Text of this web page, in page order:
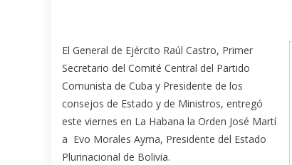
El General de Ejército Raúl Castro, Primer
Secretario del Comité Central del Partido
Comunista de Cuba y Presidente de los
consejos de Estado y de Ministros, entregó
este viernes en La Habana la Orden José Martí
a Evo Morales Ayma, Presidente del Estado
Plurinacional de Bolivia.